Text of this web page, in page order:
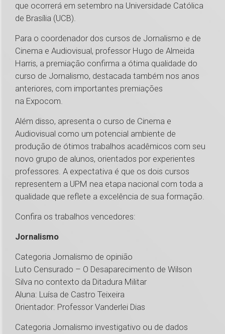
que ocorrerá em setembro na Universidade Católica
de Brasília (UCB).
Para o coordenador dos cursos de Jornalismo e de
Cinema e Audiovisual, professor Hugo de Almeida
Harris, a premiação confirma a ótima qualidade do
curso de Jornalismo, destacada também nos anos
anteriores, com importantes premiações
na Expocom.
Além disso, apresenta o curso de Cinema e
Audiovisual como um potencial ambiente de
produção de ótimos trabalhos acadêmicos com seu
novo grupo de alunos, orientados por experientes
professores. A expectativa é que os dois cursos
representem a UPM nea etapa nacional com toda a
qualidade que reflete a excelência de sua formação.
Confira os trabalhos vencedores:
Jornalismo
Categoria Jornalismo de opinião
Luto Censurado – O Desaparecimento de Wilson
Silva no contexto da Ditadura Militar
Aluna: Luísa de Castro Teixeira
Orientador: Professor Vanderlei Dias
Categoria Jornalismo investigativo ou de dados